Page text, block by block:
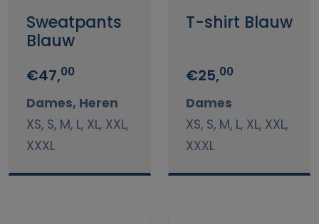
Sweatpants
Blauw
€47,00
Dames, Heren
XS, S, M, L, XL, XXL,
XXXL
T-shirt Blauw
€25,00
Dames
XS, S, M, L, XL, XXL,
XXXL